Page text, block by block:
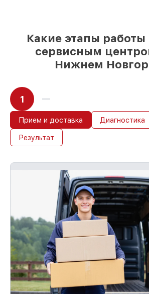
Какие этапы
сервисным
Нижнем
1
Прием и доставка Диагностика
Результат